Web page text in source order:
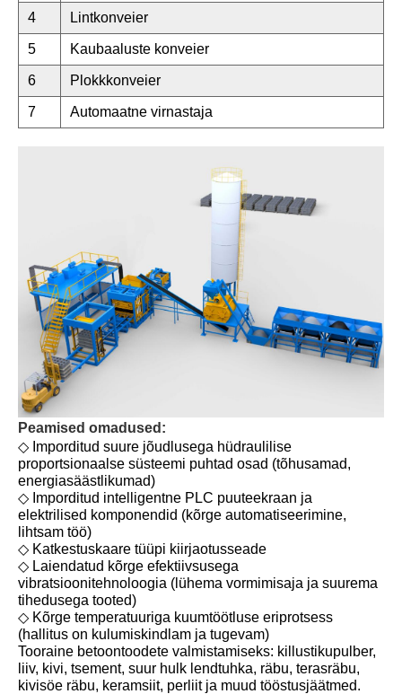
4 Lintkonveier
5 Kaubaaluste konveier
6 Plokkkonveier
7 Automaatne virnastaja
Peamised omadused:
◇ Imporditud suure jõudlusega hüdraulilise
proportsionaalse süsteemi puhtad osad (tõhusamad,
energiasäästlikumad)
◇ Imporditud intelligentne PLC puuteekraan ja
elektrilised komponendid (kõrge automatiseerimine,
lihtsam töö)
◇ Katkestuskaare tüüpi kiirjaotusseade
◇ Laiendatud kõrge efektiivsusega
vibratsioonitehnoloogia (lühema vormimisaja ja suurema
tihedusega tooted)
◇ Kõrge temperatuuriga kuumtöötluse eriprotsess
(hallitus on kulumiskindlam ja tugevam)
Tooraine betoontoodete valmistamiseks: killustikupulber,
liiv, kivi, tsement, suur hulk lendtuhka, räbu, terasräbu,
kivisöe räbu, keramsiit, perliit ja muud tööstusjäätmed.